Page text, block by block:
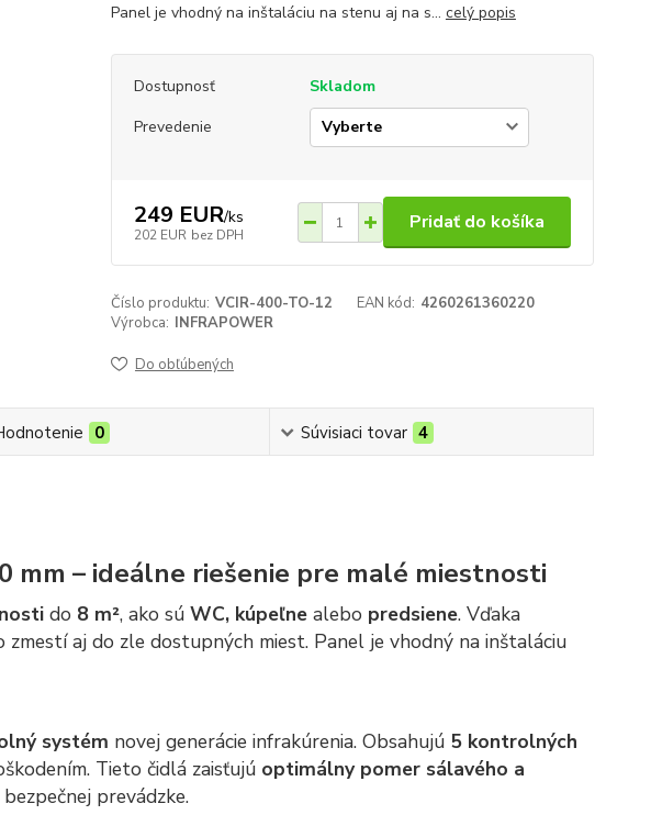
Panel je vhodný na inštaláciu na stenu aj na s... celý popis
Dostupnosť
Skladom
Prevedenie
249 EUR/ks
202 EUR bez DPH
Pridať do košíka
Číslo produktu: VCIR-400-TO-12 EAN kód: 4260261360220
Výrobca: INFRAPOWER
Do obľúbených
0 Súvisiaci tovar 4
mm – ideálne riešenie pre malé miestnosti
do 8 m², ako sú WC, kúpeľnealebo predsiene. Vďaka
zmestí aj do zle dostupných miest. Panel je vhodný na inštaláciu
systém novej generácie infrakúrenia. Obsahujú 5 kontrolných
Tieto čidlá zaisťujú optimálny pomer sálavého a
prevádzke.